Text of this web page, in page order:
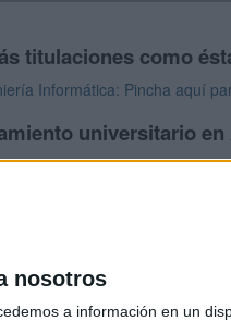
nosotros
a información en un
titulaciones como
Informática: Pincha aquí
universitario
y colegios mayores en